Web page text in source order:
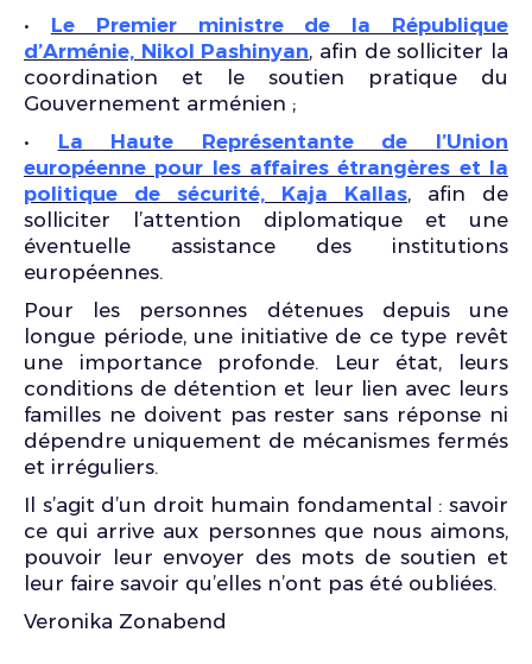
• Le Premier ministre de la République
d’Arménie, Nikol Pashinyan, afin de solliciter la
coordination et le soutien pratique du
Gouvernement arménien ;
• La Haute Représentante de l’Union
européenne pour les affaires étrangères et la
politique de sécurité, Kaja Kallas, afin de
solliciter l’attention diplomatique et une
éventuelle assistance des institutions
européennes.
Pour les personnes détenues depuis une
longue période, une initiative de ce type revêt
une importance profonde. Leur état, leurs
conditions de détention et leur lien avec leurs
familles ne doivent pas rester sans réponse ni
dépendre uniquement de mécanismes fermés
et irréguliers.
Il s’agit d’un droit humain fondamental : savoir
ce qui arrive aux personnes que nous aimons,
pouvoir leur envoyer des mots de soutien et
leur faire savoir qu’elles n’ont pas été oubliées.
Veronika Zonabend